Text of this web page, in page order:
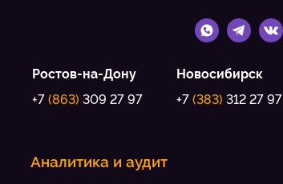
Ростов-на-Дону
+7(863) 309 27 97
Новосибирск
+7 (383) 312 27 97
Аналитика и аудит